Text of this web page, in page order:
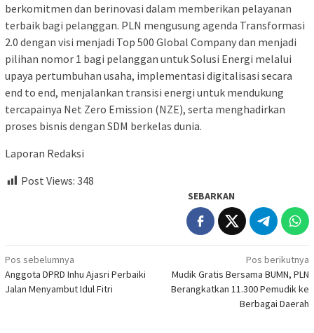
berkomitmen dan berinovasi dalam memberikan pelayanan
terbaik bagi pelanggan. PLN mengusung agenda Transformasi
2.0 dengan visi menjadi Top 500 Global Company dan menjadi
pilihan nomor 1 bagi pelanggan untuk Solusi Energi melalui
upaya pertumbuhan usaha, implementasi digitalisasi secara
end to end, menjalankan transisi energi untuk mendukung
tercapainya Net Zero Emission (NZE), serta menghadirkan
proses bisnis dengan SDM berkelas dunia.
Laporan Redaksi
Post Views: 348
SEBARKAN
Navigasi
pos
Pos sebelumnya
Anggota DPRD Inhu Ajasri Perbaiki
Jalan Menyambut Idul Fitri
Pos berikutnya
Mudik Gratis Bersama BUMN, PLN
Berangkatkan 11.300 Pemudik ke
Berbagai Daerah